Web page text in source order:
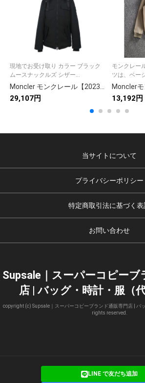
現地でお受け取り カラー ブラック
ムースナックルズ シザー...
29,107円
モンクレー
ツは、ベー
13,192円
当サイトについて
プライバシーポリシー
特定商取引法に基づく表
お問い合わせ
Supsale｜スーパーコピーブ
店 | バッグ・時計・服（
copyright (c) Supsale｜スーパーコピーブランド通販専門店 | バ
rights reserved.
LINE で友だち追加